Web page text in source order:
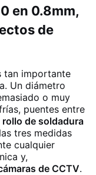
en 0.8mm,
de
tan importante
Un diámetro
o muy
puentes entre
rollo de soldadura
tres medidas
cualquier
y,
de CCTV.